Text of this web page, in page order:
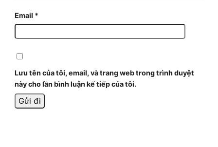
Email *
Lưu tên của tôi, email, và trang web trong trình duyệt
này cho lần bình luận kế tiếp của tôi.